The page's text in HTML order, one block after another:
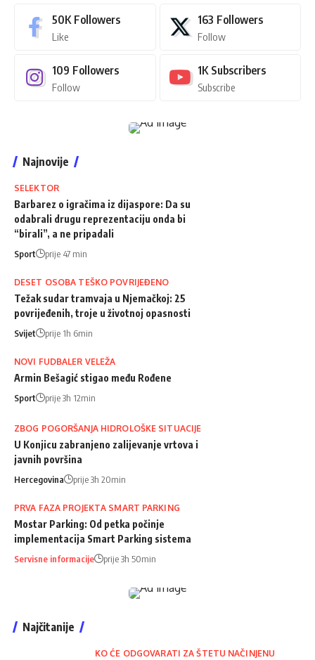
50K Followers
Like
163 Followers
Follow
109 Followers
Follow
1K Subscribers
Subscribe
Najnovije
SELEKTOR
Barbarez o igračima iz dijaspore: Da su
odabrali drugu reprezentaciju onda bi
“birali”, a ne pripadali
Sport prije 47 min
DESET OSOBA TEŠKO POVRIJEĐENO
Težak sudar tramvaja u Njemačkoj: 25
povrijeđenih, troje u životnoj opasnosti
Svijet prije 1h 6min
NOVI FUDBALER VELEŽA
Armin Bešagić stigao među Rođene
Sport prije 3h 12min
ZBOG POGORŠANJA HIDROLOŠKE SITUACIJE
U Konjicu zabranjeno zalijevanje vrtova i
javnih površina
Hercegovina prije 3h 20min
PRVA FAZA PROJEKTA SMART PARKING
Mostar Parking: Od petka počinje
implementacija Smart Parking sistema
Servisne informacije prije 3h 50min
Najčitanije
KO ĆE ODGOVARATI ZA ŠTETU NAČINJENU